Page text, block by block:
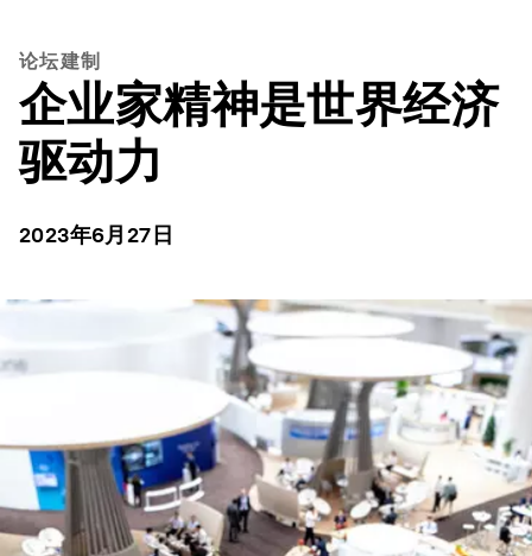
论坛建制
企业家精神是世界经济
驱动力
2023年6月27日